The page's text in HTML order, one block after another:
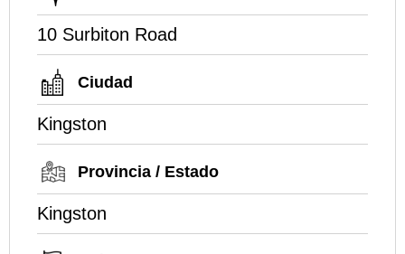
10 Surbiton Road
Ciudad
Kingston
Provincia / Estado
Kingston